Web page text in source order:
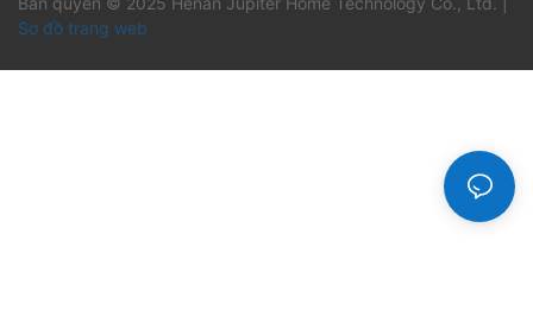
Sơ đồ trang web